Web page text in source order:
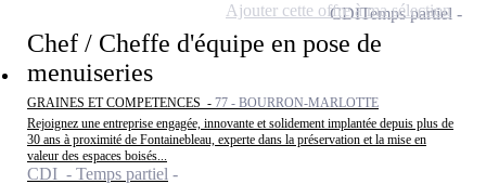
Chef / Cheffe d'équipe en pose de
menuiseries
GRAINES ET COMPETENCES - 77 - BOURRON-MARLOTTE
Rejoignez une entreprise engagée, innovante et solidement implantée depuis plus de
30 ans à proximité de Fontainebleau, experte dans la préservation et la mise en
valeur des espaces boisés...
CDI - Temps partiel
CDITemps partiel
Ajouter cette offre à ma sélection